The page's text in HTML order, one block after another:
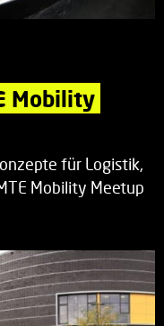
Mobility
für Logistik,
Mobility Meetup